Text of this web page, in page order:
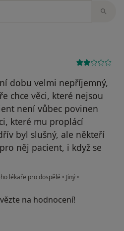
dobu velmi nepříjemný,
chce věci, které nejsou
není vůbec povinen
které mu proplácí
byl slušný, ale někteří
něj pacient, i když se
lékaře pro dospělé • Jiný •
na hodnocení!